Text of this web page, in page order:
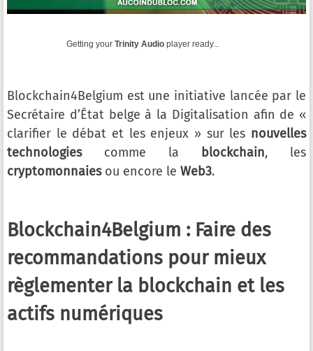
Getting your Trinity Audio player ready...
Blockchain4Belgium est une initiative lancée par le
Secrétaire d’État belge à la Digitalisation afin de «
clarifier le débat et les enjeux » sur les nouvelles
technologiescomme la blockchain, les
cryptomonnaies ou encore le Web3.
Blockchain4Belgium : Faire des
recommandations pour mieux
règlementer la blockchain et les
actifs numériques